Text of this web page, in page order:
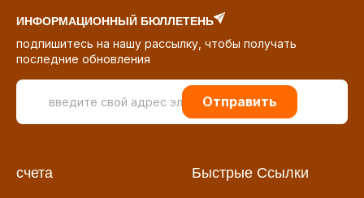
ИНФОРМАЦИОННЫЙ БЮЛЛЕТЕНЬ
подпишитесь на нашу рассылку, чтобы получать
последние обновления
Отправить
счета Быстрые Ссылки